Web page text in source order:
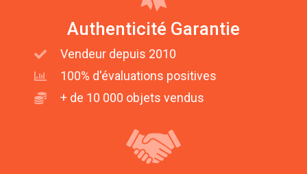
Authenticité Garantie
Vendeur depuis 2010
100% d'évaluations positives
+ de 10 000 objets vendus